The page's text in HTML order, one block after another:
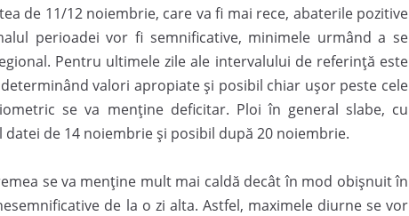
de 11/12 noiembrie, care va fi mai rece, abaterile pozitive
perioadei vor fi semnificative, minimele urmând a se
Pentru ultimele zile ale intervalului de referință este
valori apropiate și posibil chiar ușor peste cele
se va menține deficitar. Ploi în general slabe, cu
de 14 noiembrie și posibil după 20 noiembrie.
se va menține mult mai caldă decât în mod obișnuit în
de la o zi alta. Astfel, maximele diurne se vor